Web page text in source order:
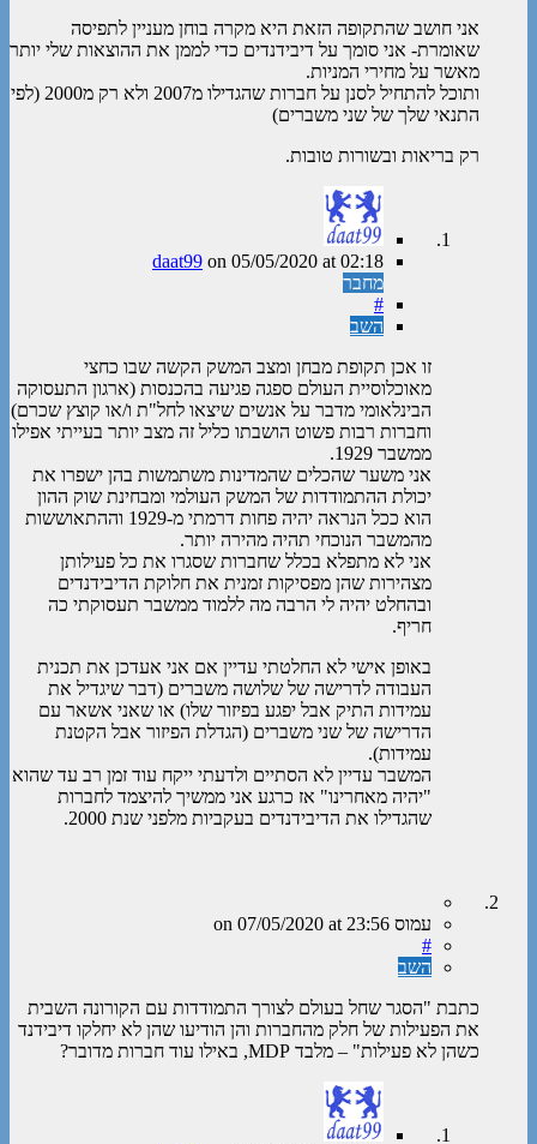
אני חושב שהתקופה הזאת היא מקרה בוחן מעניין לתפיסה
שאומרת- אני סומך על דיבידנדים כדי לממן את ההוצאות שלי יותר
מאשר על מחירי המניות.
ותוכל להתחיל לסנן על חברות שהגדילו מ2007 ולא רק מ2000 (לפי
התנאי שלך של שני משברים)
רק בריאות ובשורות טובות.
daat99 on 05/05/2020 at 02:18
מחבר
#
השב
זו אכן תקופת מבחן ומצב המשק הקשה שבו כחצי
מאוכלוסיית העולם ספגה פגיעה בהכנסות (ארגון התעסוקה
הבינלאומי מדבר על אנשים שיצאו לחל"ת ו/או קוצץ שכרם)
וחברות רבות פשוט הושבתו כליל זה מצב יותר בעייתי אפילו
ממשבר 1929.
אני משער שהכלים שהמדינות משתמשות בהן ישפרו את
יכולת ההתמודדות של המשק העולמי ומבחינת שוק ההון
הוא ככל הנראה יהיה פחות דרמתי מ-1929 וההתאוששות
מהמשבר הנוכחי תהיה מהירה יותר.
אני לא מתפלא בכלל שחברות שסגרו את כל פעילותן
מצהירות שהן מפסיקות זמנית את חלוקת הדיבידנדים
ובהחלט יהיה לי הרבה מה ללמוד ממשבר תעסוקתי כה
חריף.
באופן אישי לא החלטתי עדיין אם אני אעדכן את תכנית
העבודה לדרישה של שלושה משברים (דבר שיגדיל את
עמידות התיק אבל יפגע בפיזור שלו) או שאני אשאר עם
הדרישה של שני משברים (הגדלת הפיזור אבל הקטנת
עמידות).
המשבר עדיין לא הסתיים ולדעתי ייקח עוד זמן רב עד שהוא
"יהיה מאחרינו" אז כרגע אני ממשיך להיצמד לחברות
שהגדילו את הדיבידנדים בעקביות מלפני שנת 2000.
עמוס 07/05/2020 at 23:56
#
השב
כתבת "הסגר שחל בעולם לצורך התמודדות עם הקורונה השבית
את הפעילות של חלק מהחברות והן הודיעו שהן לא יחלקו דיבידנד
כשהן לא פעילות" – מלבד MDP, באילו עוד חברות מדובר?